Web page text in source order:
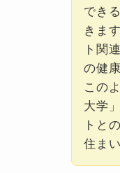
でき
きま
ト関
の健
この
大学
トと
住ま